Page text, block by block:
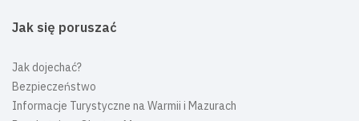
Jak się poruszać
Jak dojechać?
Bezpieczeństwo
Informacje Turystyczne na Warmii i Mazurach